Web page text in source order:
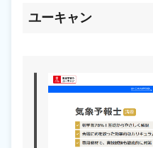
ユーキャン